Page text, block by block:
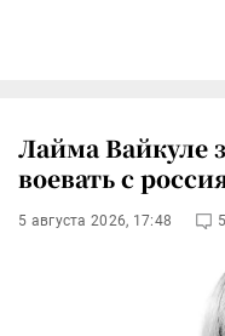
Лайма Вайкуле
воевать с
5 августа 2026, 17:48